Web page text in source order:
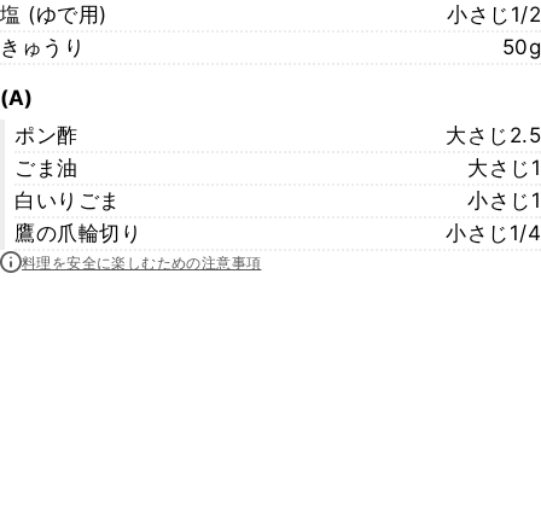
塩 (ゆで用)
小さじ1/2
きゅうり
50g
(A)
ポン酢
大さじ2.5
ごま油
大さじ1
白いりごま
小さじ1
鷹の爪輪切り
小さじ1/4
料理を安全に楽しむための注意事項